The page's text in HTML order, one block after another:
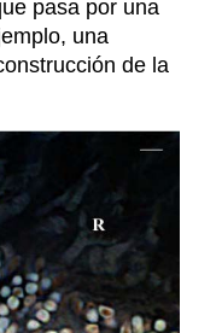
pasa por una
una
de la